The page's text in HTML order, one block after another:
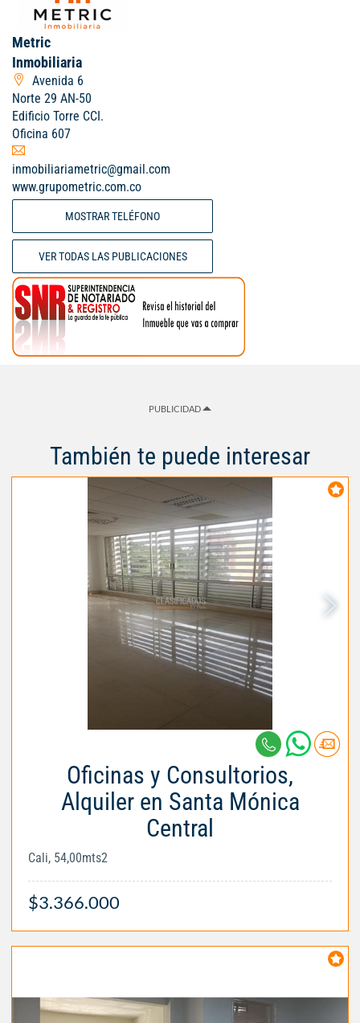
Metric
Inmobiliaria
Avenida 6
Norte 29 AN-50
Edificio Torre CCI.
Oficina 607
inmobiliariametric@gmail.com
www.grupometric.com.co
MOSTRAR TELÉFONO
VER TODAS LAS PUBLICACIONES
PUBLICIDAD
También te puede interesar
Oficinas y Consultorios,
Alquiler en Santa Mónica
Central
Cali, 54,00mts2
$3.366.000